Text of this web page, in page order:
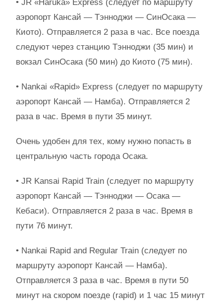
• JR «Haruka» Express (следует по маршруту
аэропорт Кансай — Тэнноджи — СинОсака —
Киото). Отправляется 2 раза в час. Все поезда
следуют через станцию Тэнноджи (35 мин) и
вокзал СинОсака (50 мин) до Киото (75 мин).
• Nankai «Rapid» Express (следует по маршруту
аэропорт Кансай — Намба). Отправляется 2
раза в час. Время в пути 35 минут.
Очень удобен для тех, кому нужно попасть в
центральную часть города Осака.
• JR Kansai Rapid Train (следует по маршруту
аэропорт Кансай — Тэнноджи — Осака —
Кебаси). Отправляется 2 раза в час. Время в
пути 76 минут.
• Nankai Rapid and Regular Train (следует по
маршруту аэропорт Кансай — Намба).
Отправляется 3 раза в час. Время в пути 50
минут на скором поезде (rapid) и 1 час 15 минут